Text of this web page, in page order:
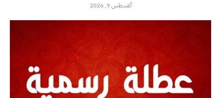
أغسطس 9, 2026